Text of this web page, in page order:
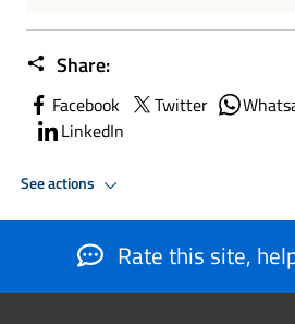
Share:
Facebook Twitter
LinkedIn
See actions
Rate this site,